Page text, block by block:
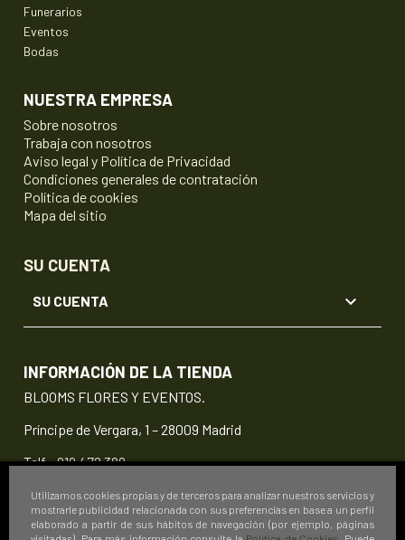
Utilizamos cookies propias y de terceros para analizar nuestros servicios y
mostrarle publicidad relacionada con sus preferencias en base a un perfil
elaborado a partir de sus hábitos de navegación (por ejemplo, páginas
Funerarios
Eventos
Bodas
NUESTRA EMPRESA
Sobre nosotros
Trabaja con nosotros
Aviso legal y Política de Privacidad
Condiciones generales de contratación
Política de cookies
Mapa del sitio
SU CUENTA
SU CUENTA 
INFORMACIÓN DE LA TIENDA
BLOOMS FLORES Y EVENTOS.
Príncipe de Vergara, 1 – 28009 Madrid
Telf.:919 472 389
info@floristeriablooms.com